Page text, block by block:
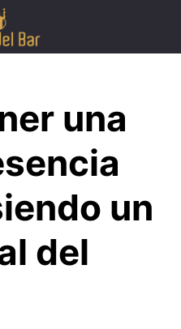
una
un
del